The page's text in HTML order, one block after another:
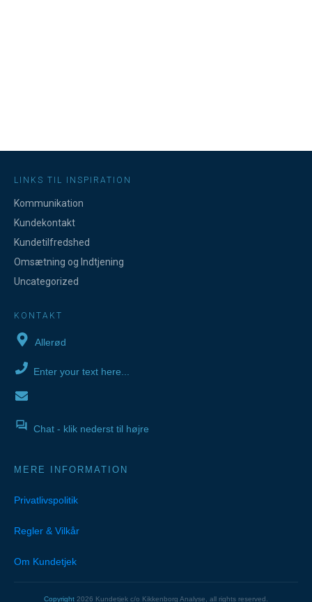
LINKS TIL INSPIRATION
Kommunikation
Kundekontakt
Kundetilfredshed
Omsætning og Indtjening
Uncategorized
KONTAKT
Allerød
Enter your text here...
Chat - klik nederst til højre
MERE INFORMATION
Privatlivspolitik
Regler & Vilkår
Om Kundetjek
Copyright 2026 Kundetjek c/o Kikkenborg Analyse , all rights reserved.